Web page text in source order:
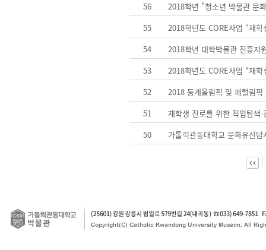
56
2018학년 "청소년 박물관 문
55
2018학년도 CORE사업 “재
54
2018학년 대학박물관 진흥
53
2018학년도 CORE사업 “재
52
2018 동계올림픽 및 패럴림
51
재학생 진로를 위한 직업탐
50
가톨릭관동대학교 문화유산답